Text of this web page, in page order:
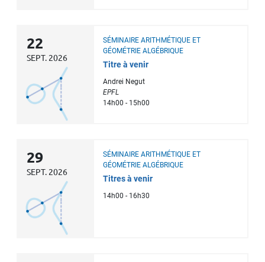
22
SEPT. 2026
SÉMINAIRE ARITHMÉTIQUE ET
GÉOMÉTRIE ALGÉBRIQUE
Titre à venir
Andrei Negut
EPFL
14h00 - 15h00
29
SEPT. 2026
SÉMINAIRE ARITHMÉTIQUE ET
GÉOMÉTRIE ALGÉBRIQUE
Titres à venir
14h00 - 16h30